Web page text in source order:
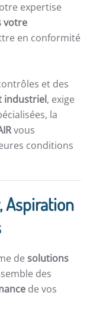
expertise
votre
en conformité
et des
industriel, exige
la
vous
conditions
Aspiration
de solutions
des
de vos